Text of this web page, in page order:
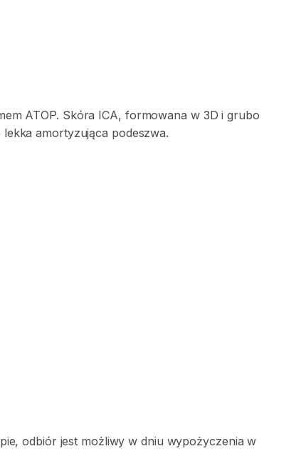
ATOP. Skóra ICA​​​,​ formowana w 3D i grubo
lekka amortyzująca podeszwa.
odbiór jest możliwy w dniu wypożyczenia w